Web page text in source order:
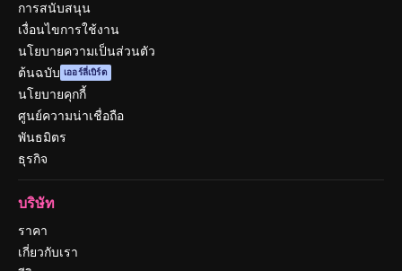
การสนับสนุน
เงื่อนไขการใช้งาน
นโยบายความเป็นส่วนตัว
ต้นฉบับ เออร์ลี่เบิร์ด
นโยบายคุกกี้
ศูนย์ความน่าเชื่อถือ
พันธมิตร
ธุรกิจ
บริษัท
ราคา
เกี่ยวกับเรา